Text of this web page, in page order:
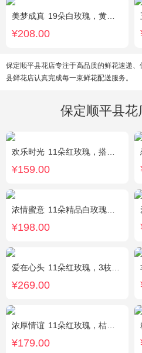
美梦成真 19朵白玫瑰，黄莺绿叶边围
¥208.00
保定顺平县花店专注于高品质的鲜花速递
县鲜花店认真完成每一束鲜花配送服务。
保定顺平县花
欢乐时光 11朵红玫瑰，搭配适量红色石竹梅、叶上黄金间插。
¥159.00
浓情蜜意 11朵精品白玫瑰，搭配适量浅绿色洋桔梗、书带草、黄莺。
¥198.00
爱在心头 11朵红玫瑰，3枝多头白香水百合，黄莺、绿叶搭配
¥269.00
浓厚情谊 11朵红玫瑰，桔梗、红豆、绿叶搭配
¥179.00